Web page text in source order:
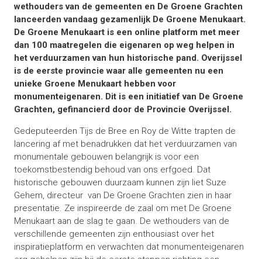
wethouders van de gemeenten en De Groene Grachten
lanceerden vandaag gezamenlijk De Groene Menukaart.
De Groene Menukaart is een online platform met meer
dan 100 maatregelen die eigenaren op weg helpen in
het verduurzamen van hun historische pand. Overijssel
is de eerste provincie waar alle gemeenten nu een
unieke Groene Menukaart hebben voor
monumenteigenaren. Dit is een initiatief van De Groene
Grachten, gefinancierd door de Provincie Overijssel.
Gedeputeerden Tijs de Bree en Roy de Witte trapten de
lancering af met benadrukken dat het verduurzamen van
monumentale gebouwen belangrijk is voor een
toekomstbestendig behoud van ons erfgoed. Dat
historische gebouwen duurzaam kunnen zijn liet Suze
Gehem, directeur van De Groene Grachten zien in haar
presentatie. Ze inspireerde de zaal om met De Groene
Menukaart aan de slag te gaan. De wethouders van de
verschillende gemeenten zijn enthousiast over het
inspiratieplatform en verwachten dat monumenteigenaren